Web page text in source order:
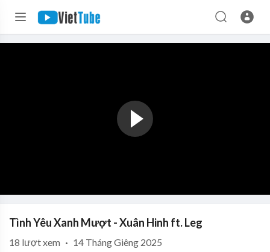
Tình Yêu Xanh Mượt - Xuân Hinh ft. Leg
18 lượt xem · 14 Tháng Giêng 2025